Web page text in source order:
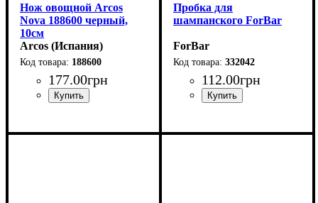
Нож овощной Arcos
Nova 188600 черный,
10см
Arcos (Испания)
188600
177.00грн
Пробка для
шампанского ForBar
ForBar
332042
112.00грн